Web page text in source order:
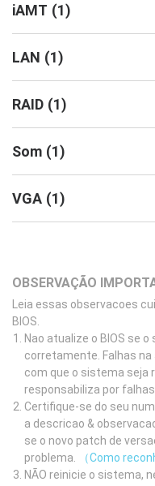
iAMT (1)
LAN (1)
RAID (1)
Som (1)
VGA (1)
OBSERVAÇÃO
Leia essas observacoes
BIOS.
Nao atualize o BIOS se
corretamente. Falhas
com que o sistema seja
responsabiliza por
Certifique-se do seu
a descricao &
se o novo patch de
problema.
（Como
NÃO reinicie o sistema,